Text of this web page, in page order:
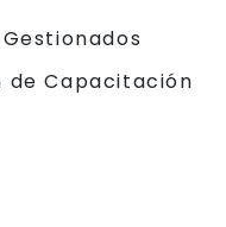
Capacitación